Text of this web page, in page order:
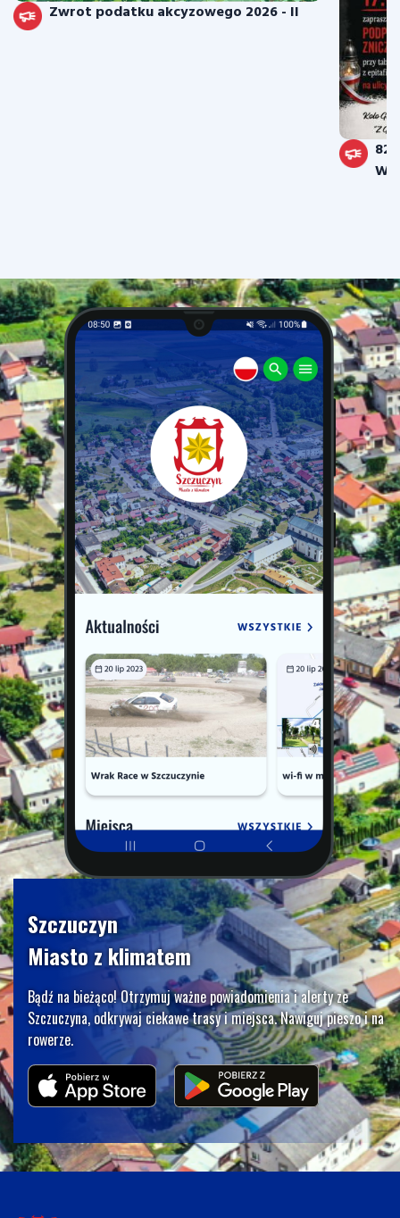
Zwrot podatku akcyzowego 2026 - II
Szczuczyn
Miasto z klimatem
Bądź na bieżąco! Otrzymuj ważne powiadomienia i alerty ze
Szczuczyna, odkrywaj ciekawe trasy i miejsca. Nawiguj pieszo i na
rowerze.